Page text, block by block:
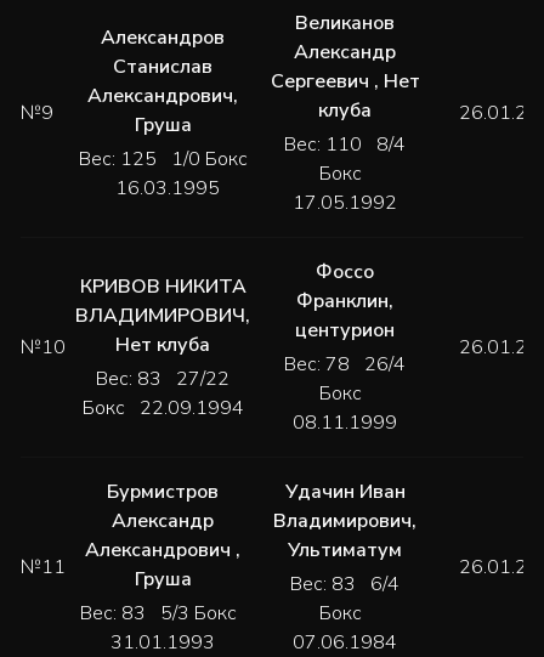
№9
Александров
Станислав
Александрович,
Груша
Вес: 125 1/0 Бокс
16.03.1995
Великанов
Александр
Сергеевич , Нет
клуба
Вес: 110 8/4
Бокс
17.05.1992
№10
КРИВОВ НИКИТА
ВЛАДИМИРОВИЧ,
Нет клуба
Вес: 83 27/22
Бокс 22.09.1994
Фоссо
Франклин,
центурион
Вес: 78 26/4
Бокс
08.11.1999
№11
Бурмистров
Александр
Александрович ,
Груша
Вес: 83 5/3 Бокс
31.01.1993
Удачин Иван
Владимирович,
Ультиматум
Вес: 83 6/4
Бокс
07.06.1984